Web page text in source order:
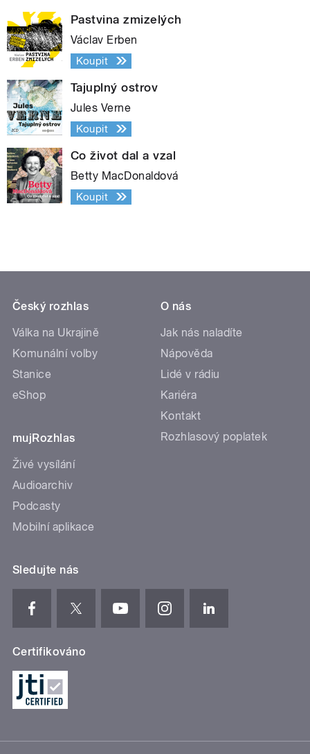
Pastvina zmizelých
Václav Erben
Koupit
Tajuplný ostrov
Jules Verne
Koupit
Co život dal a vzal
Betty MacDonaldová
Koupit
Český rozhlas
Válka na Ukrajině
Komunální volby
Stanice
eShop
mujRozhlas
Živé vysílání
Audioarchiv
Podcasty
Mobilní aplikace
O nás
Jak nás naladíte
Nápověda
Lidé v rádiu
Kariéra
Kontakt
Rozhlasový poplatek
Sledujte nás
Certifikováno